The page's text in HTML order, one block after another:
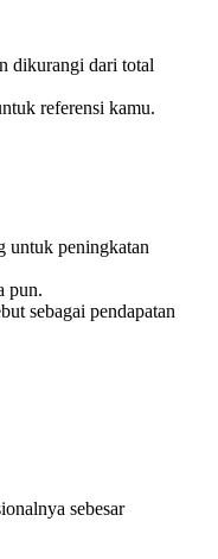
dikurangi dari total
referensi kamu.
untuk peningkatan
pun.
sebagai pendapatan
sebesar